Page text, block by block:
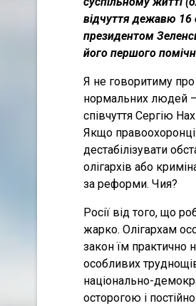
відчуття дежавю 16
президентом
його першого
Я не говоритиму
нормальних людей –
співчуття Сергію
Якщо
дестабілізувати
олігархів або
за реформи. Чия?
Росії від того, що
жарко. Олігархам
закон їм практично
особливих
національно-
осторогою і